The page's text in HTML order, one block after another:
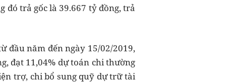
đó trả gốc là 39.667 tỷ đồng, trả
đầu năm đến ngày 15/02/2019,
đạt 11,04% dự toán chi thường
trợ, chi bổ sung quỹ dự trữ tài